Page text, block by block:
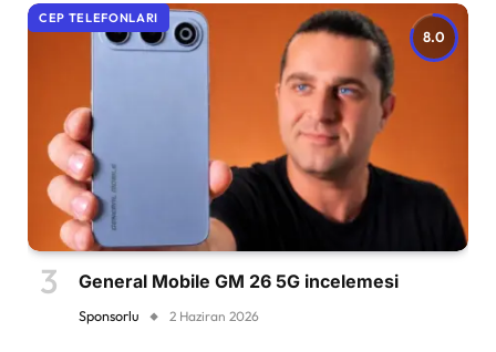
8.0
CEP TELEFONLARI
General Mobile GM 26 5G incelemesi
Sponsorlu 2 Haziran 2026